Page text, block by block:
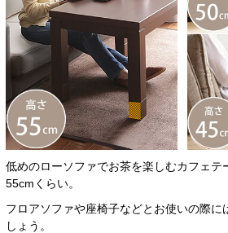
低めのローソファでお茶を楽しむカフェテ
55cmくらい。
フロアソファや座椅子などとお使いの際
しょう。